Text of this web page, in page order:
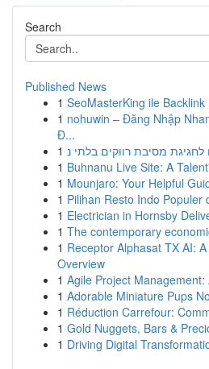
Search
Published News
1 SeoMasterKing ile
1 nohuwin – Đăng Nhập
Đ...
1
1 Buhnanu Live Site: A
1 Mounjaro: Your Helpful
1 Pilihan Resto Indo Populer
1 Electrician in Hornsby
1 The contemporary
1 Receptor Alphasat TX AI:
Overview
1 Agile Project
1 Adorable Miniature Pups
1 Réduction Carrefour:
1 Gold Nuggets, Bars &
1 Driving Digital